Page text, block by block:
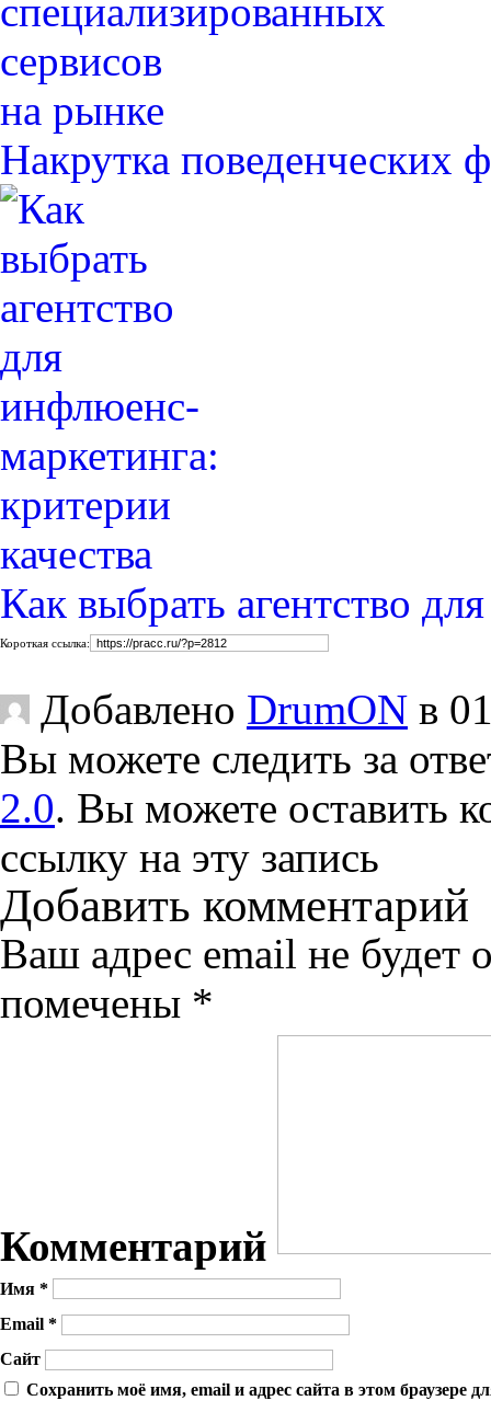
Накрутка поведенческих
Как выбрать агентство
Короткая ссылка:
Добавлено DrumON в
Вы можете следить за
2.0. Вы можете оставить
ссылку на эту запись
Добавить комментарий
Ваш адрес email не будет
помечены *
Комментарий
Имя *
Email *
Сайт
Сохранить моё имя, email и адрес сайта в этом браузере